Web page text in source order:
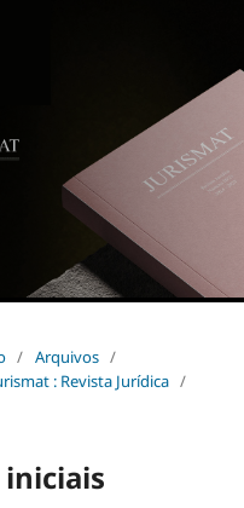
/ Arquivos /
: Revista Jurídica /
iniciais